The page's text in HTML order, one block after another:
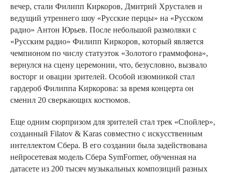
вечер, стали Филипп Киркоров, Дмитрий Хрусталев и
ведущий утреннего шоу «Русские перцы» на «Русском
радио» Антон Юрьев. После небольшой размолвки с
«Русским радио» Филипп Киркоров, который является
чемпионом по числу статуэток «Золотого граммофона»,
вернулся на сцену церемонии, что, безусловно, вызвало
восторг и овации зрителей. Особой изюминкой стал
гардероб Филиппа Киркорова: за время концерта он
сменил 20 сверкающих костюмов.
Еще одним сюрпризом для зрителей стал трек «Спойлер»,
созданный Filatov & Karas совместно с искусственным
интеллектом Сбера. В его создании была задействована
нейросетевая модель Сбера SymFormer, обученная на
датасете из 200 тысяч музыкальных композиций разных